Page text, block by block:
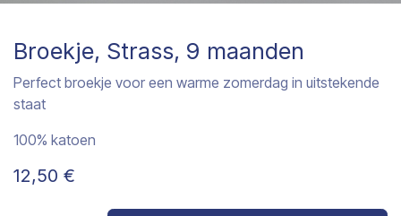
Broekje, Strass, 9 maanden
Perfect broekje voor een warme zomerdag in uitstekende
staat
100% katoen
12,50 €